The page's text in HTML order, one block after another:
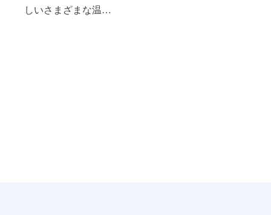
しいさまざまな温…